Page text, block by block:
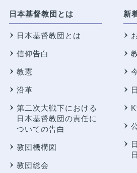
日本基督教団とは
日本基督教団とは
信仰告白
教憲
沿革
第二次大戦下における
日本基督教団の責任に
ついての告白
教団機構図
教団総会
新
日